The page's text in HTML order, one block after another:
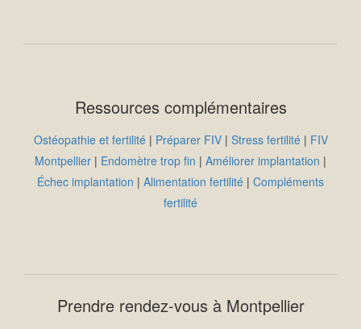
Ressources complémentaires
Ostéopathie et fertilité| Préparer FIV| Stress fertilité| FIV
Montpellier | Endomètre trop fin | Améliorer implantation |
Échec implantation | Alimentation fertilité | Compléments
fertilité
Prendre rendez-vous à Montpellier